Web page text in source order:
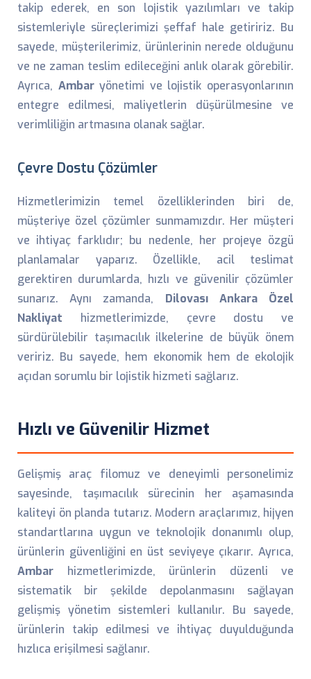
takip ederek, en son lojistik yazılımları ve takip
sistemleriyle süreçlerimizi şeffaf hale getiririz. Bu
sayede, müşterilerimiz, ürünlerinin nerede olduğunu
ve ne zaman teslim edileceğini anlık olarak görebilir.
Ayrıca, Ambaryönetimi ve lojistik operasyonlarının
entegre edilmesi, maliyetlerin düşürülmesine ve
verimliliğin artmasına olanak sağlar.
Çevre Dostu Çözümler
Hizmetlerimizin temel özelliklerinden biri de,
müşteriye özel çözümler sunmamızdır. Her müşteri
ve ihtiyaç farklıdır; bu nedenle, her projeye özgü
planlamalar yaparız. Özellikle, acil teslimat
gerektiren durumlarda, hızlı ve güvenilir çözümler
sunarız. Aynı zamanda, Dilovası Ankara Özel
Nakliyat hizmetlerimizde, çevre dostu ve
sürdürülebilir taşımacılık ilkelerine de büyük önem
veririz. Bu sayede, hem ekonomik hem de ekolojik
açıdan sorumlu bir lojistik hizmeti sağlarız.
Hızlı ve Güvenilir Hizmet
Gelişmiş araç filomuz ve deneyimli personelimiz
sayesinde, taşımacılık sürecinin her aşamasında
kaliteyi ön planda tutarız. Modern araçlarımız, hijyen
standartlarına uygun ve teknolojik donanımlı olup,
ürünlerin güvenliğini en üst seviyeye çıkarır. Ayrıca,
Ambar hizmetlerimizde, ürünlerin düzenli ve
sistematik bir şekilde depolanmasını sağlayan
gelişmiş yönetim sistemleri kullanılır. Bu sayede,
ürünlerin takip edilmesi ve ihtiyaç duyulduğunda
hızlıca erişilmesi sağlanır.